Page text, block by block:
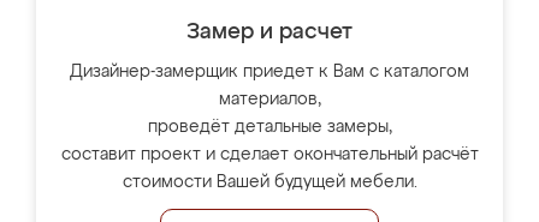
Замер и расчет
Дизайнер-замерщик приедет к Вам с каталогом
материалов,
проведёт детальные замеры,
составит проект и сделает окончательный расчёт
стоимости Вашей будущей мебели.